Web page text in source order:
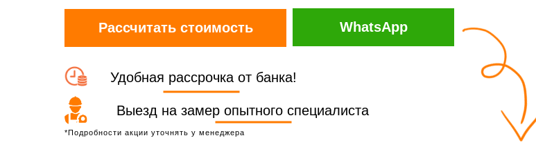
Рассчитать стоимость WhatsApp
Выезд на замер опытного специалиста
Удобная рассрочка от банка!
*Подробности акции уточнять у менеджера